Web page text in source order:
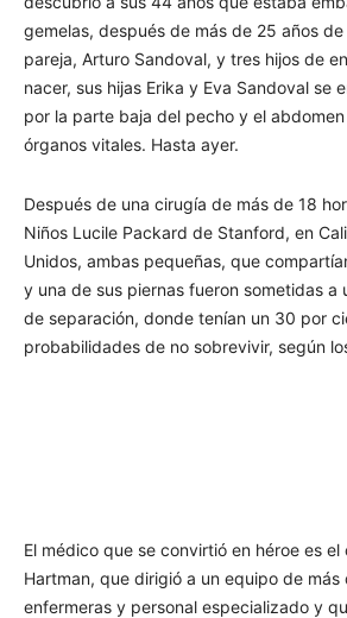
gemelas, después de más de 25 años
pareja, Arturo Sandoval, y tres hijos de
nacer, sus hijas Erika y Eva Sandoval se
por la parte baja del pecho y el
órganos vitales. Hasta ayer.
Después de una cirugía de más de 18
Niños Lucile Packard de Stanford, en
Unidos, ambas pequeñas, que
y una de sus piernas fueron sometidas a
de separación, donde tenían un 30 por
probabilidades de no sobrevivir, según
El médico que se convirtió en héroe es el
Hartman, que dirigió a un equipo de
enfermeras y personal especializado y